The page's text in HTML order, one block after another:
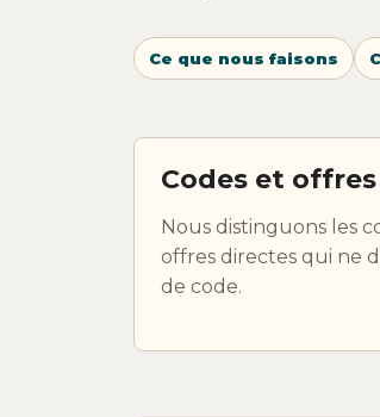
Ce que nous faisons
Codes et
Nous distinguons les
offres directes qui ne
de code.